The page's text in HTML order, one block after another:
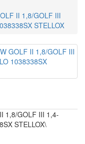
II 1,8/GOLF III
STELLOX
1,8/GOLF III 1,4-
STELLOX\